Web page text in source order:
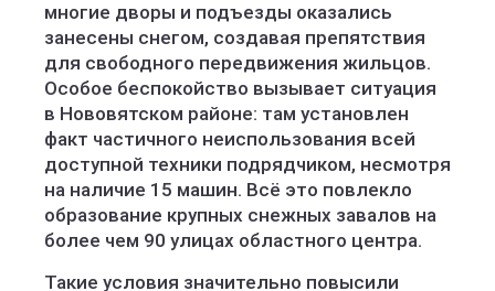
многие дворы и подъезды оказались
занесены снегом, создавая препятствия
для свободного передвижения жильцов.
Особое беспокойство вызывает ситуация
в Нововятском районе: там установлен
факт частичного неиспользования всей
доступной техники подрядчиком, несмотря
на наличие 15 машин. Всё это повлекло
образование крупных снежных завалов на
более чем 90 улицах областного центра.
Такие условия значительно повысили